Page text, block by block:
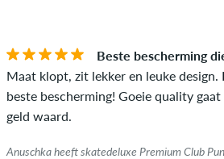
Beste bescherming
Maat klopt, zit lekker en leuke
beste bescherming! Goeie quality
geld waard.
Anuschka heeft skatedeluxe Premium Club